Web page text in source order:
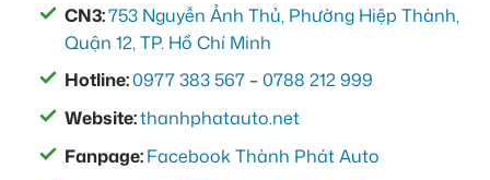
CN3:753 Nguyễn Ảnh Thủ, Phường Hiệp Thành,
Quận 12, TP. Hồ Chí Minh
Hotline:0977 383 567 –0788 212 999
Website:thanhphatauto.net
Fanpage:Facebook Thành Phát Auto